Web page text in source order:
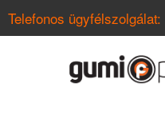
Telefonos ügyfélszolgálat: